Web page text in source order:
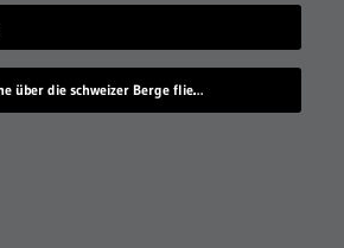
Mit der Drohne über die schweizer Berge fliegen